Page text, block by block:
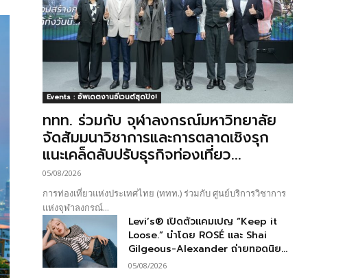
Events : อัพเดตงานอีเวนต์สุดปัง!
ททท. ร่วมกับ จุฬาลงกรณ์มหาวิทยาลัย
จัดสัมมนาวิชาการและการตลาดเชิงรุก
แนะเคล็ดลับปรับธุรกิจท่องเที่ยว...
05/08/2026
การท่องเที่ยวแห่งประเทศไทย (ททท.) ร่วมกับ ศูนย์บริการวิชาการ
แห่งจุฬาลงกรณ์...
Levi’s® เปิดตัวแคมเปญ “Keep it
Loose.” นำโดย ROSÉ และ Shai
Gilgeous-Alexander ถ่ายทอดนิย...
05/08/2026